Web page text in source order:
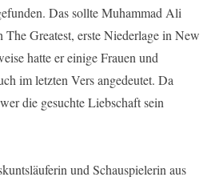
Das sollte Muhammad Ali
The Greatest, erste Niederlage in New
hatte er einige Frauen und
im letzten Vers angedeutet. Da
die gesuchte Liebschaft sein
und Schauspielerin aus